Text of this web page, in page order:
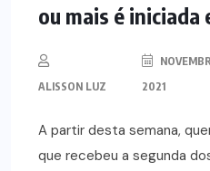
ou mais é iniciada
ALISSON LUZ
2021
A partir desta semana,
que recebeu a segunda